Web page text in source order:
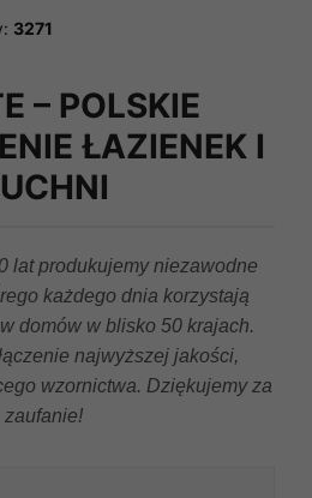
3271
– POLSKIE
ŁAZIENEK I
lat produkujemy niezawodne
każdego dnia korzystają
domów w blisko 50 krajach.
najwyższej jakości,
wzornictwa. Dziękujemy za
zaufanie!